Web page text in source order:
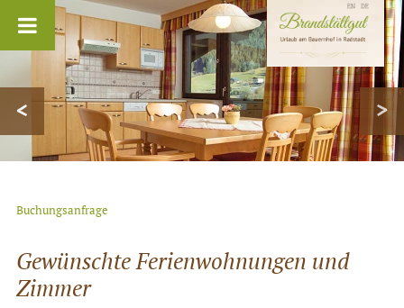
< >
Buchungsanfrage
Name *
Gewünschte Ferienwohnungen und
Zimmer